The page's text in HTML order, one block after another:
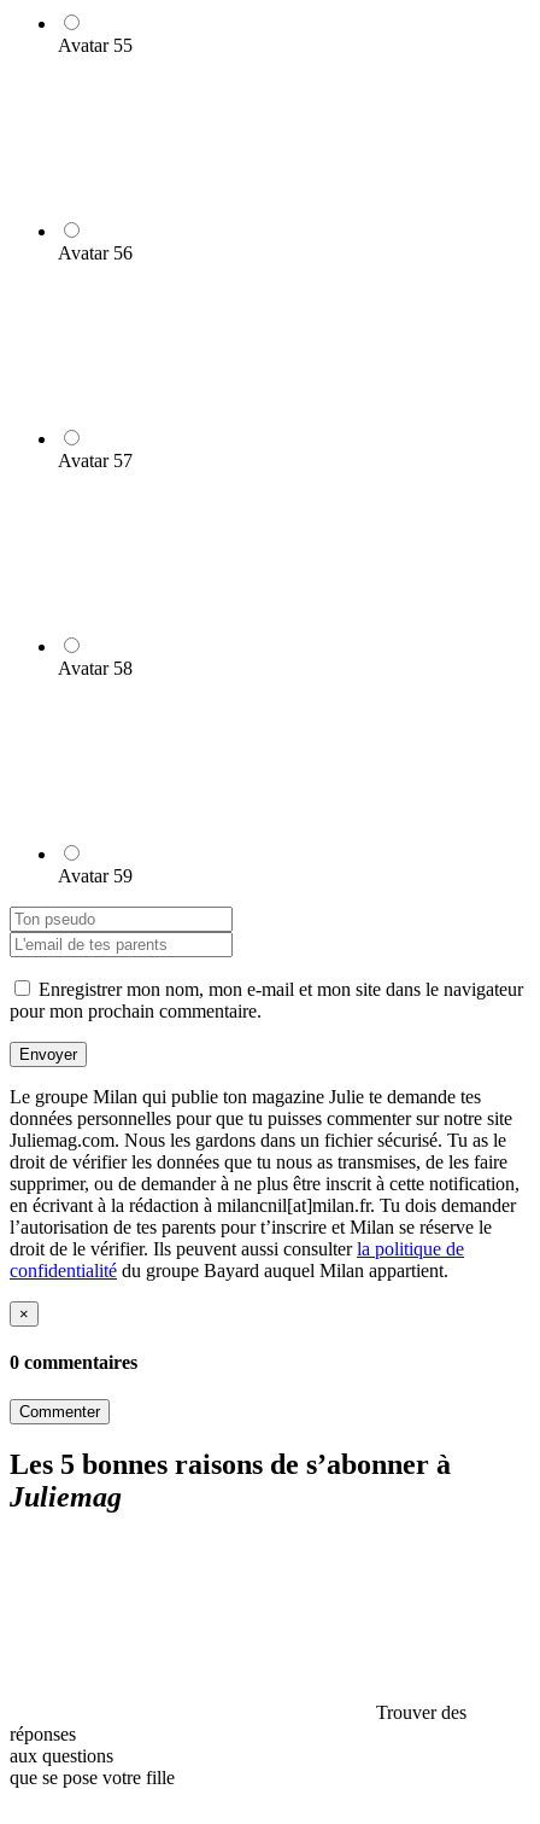
Avatar 55
Avatar 56
Avatar 57
Avatar 58
Avatar 59
Enregistrer mon nom, mon e-mail et mon site dans le navigateur
pour mon prochain commentaire.
Envoyer
Le groupe Milan qui publie ton magazine Julie te demande tes
données personnelles pour que tu puisses commenter sur notre site
Juliemag.com. Nous les gardons dans un fichier sécurisé. Tu as le
droit de vérifier les données que tu nous as transmises, de les faire
supprimer, ou de demander à ne plus être inscrit à cette notification,
en écrivant à la rédaction à milancnil[at]milan.fr. Tu dois demander
l’autorisation de tes parents pour t’inscrire et Milan se réserve le
droit de le vérifier. Ils peuvent aussi consulterla politique de
confidentialité du groupe Bayard auquel Milan appartient.
×
0 commentaires
Commenter
Les 5 bonnes raisons de s’abonner à
Juliemag
Trouver des
réponses
aux questions
que se pose votre fille